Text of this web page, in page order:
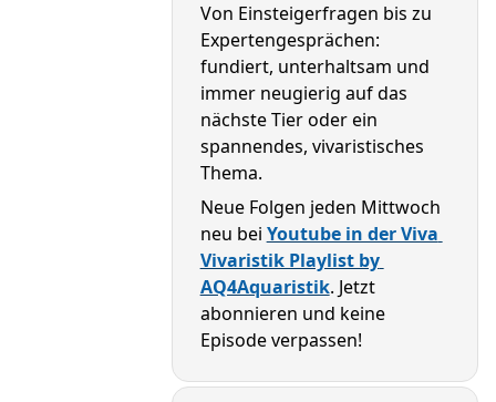
Von Einsteigerfragen bis zu
Expertengesprächen:
fundiert, unterhaltsam und
immer neugierig auf das
nächste Tier oder ein
spannendes, vivaristisches
Thema.
Neue Folgen jeden Mittwoch
neu bei Youtube in der Viva
Vivaristik Playlist by
AQ4Aquaristik. Jetzt
abonnieren und keine
Episode verpassen!